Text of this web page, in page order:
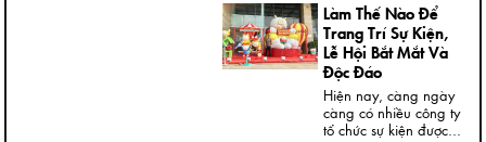
Làm Thế Nào Để
Trang Trí Sự Kiện,
Lễ Hội Bắt Mắt Và
Độc Đáo
Hiện nay, càng ngày
càng có nhiều công ty
tổ chức sự kiện được...